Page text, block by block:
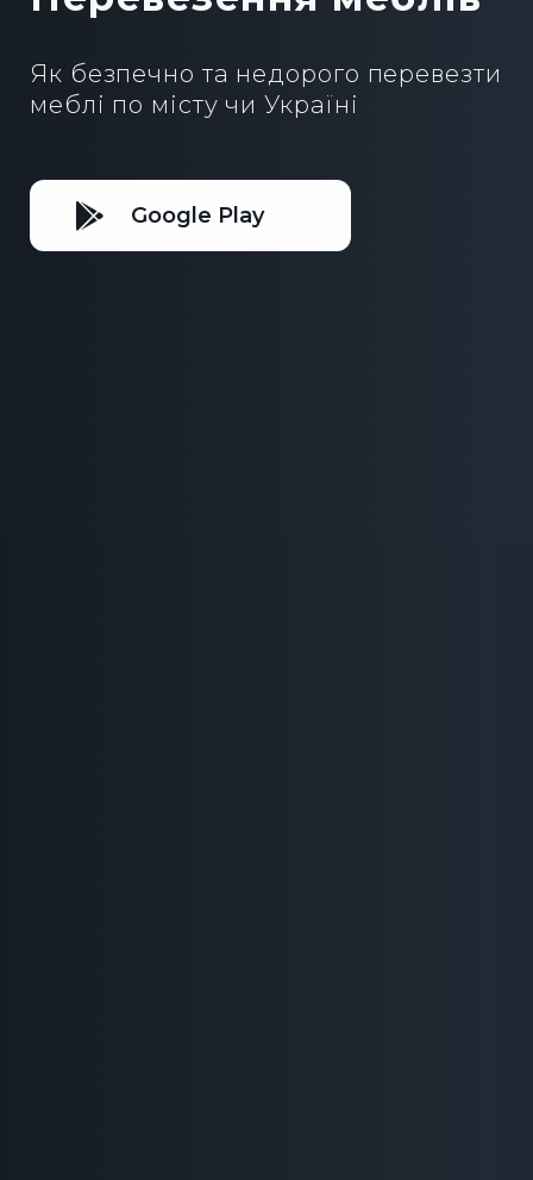
Як безпечно та недорого перевезти
меблі по місту чи Україні
Google Play